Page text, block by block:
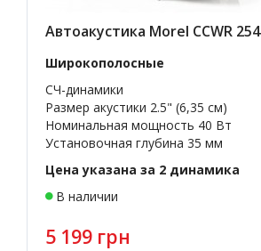
Автоакустика Morel CCWR 254
Широкополосные
СЧ-динамики
Размер акустики 2.5" (6,35 см)
Номинальная мощность 40 Вт
Установочная глубина 35 мм
Цена указана за 2 динамика
В наличии
5 199 грн